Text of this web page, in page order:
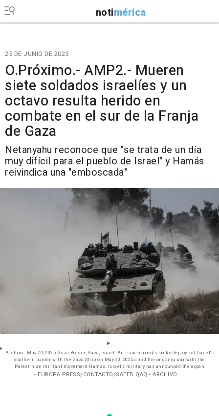
notimérica
25 DE JUNIO DE 2025
O.Próximo.- AMP2.- Mueren
siete soldados israelíes y un
octavo resulta herido en
combate en el sur de la Franja
de Gaza
Netanyahu reconoce que "se trata de un día
muy difícil para el pueblo de Israel" y Hamás
reivindica una "emboscada"
Archivo - May 20, 2025, Gaza Border, Gaza, Israel: An Israeli army's tanks deploys at Israel's
southern border with the Gaza Strip on May 20, 2025 amid the ongoing war with the
Palestinian militant movement Hamas. Israel's military has announced the expan
- EUROPA PRESS/CONTACTO/SAEED QAQ - ARCHIVO